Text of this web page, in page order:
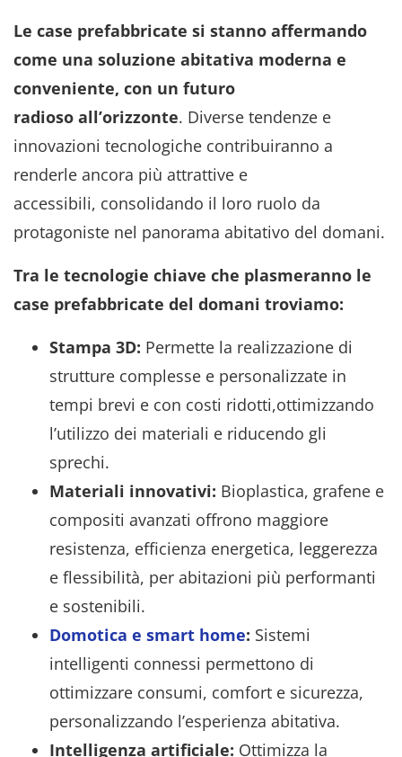
Le case prefabbricate si stanno affermando
come una soluzione abitativa moderna e
conveniente, con un futuro
radioso all’orizzonte. Diverse tendenze e
innovazioni tecnologiche contribuiranno a
renderle ancora più attrattive e
accessibili, consolidando il loro ruolo da
protagoniste nel panorama abitativo del domani.
Tra le tecnologie chiave che plasmeranno le
case prefabbricate del domani troviamo:
Stampa 3D: Permette la realizzazione di
strutture complesse e personalizzate in
tempi brevi e con costi ridotti,ottimizzando
l’utilizzo dei materiali e riducendo gli
sprechi.
Materiali innovativi: Bioplastica, grafene e
compositi avanzati offrono maggiore
resistenza, efficienza energetica, leggerezza
e flessibilità, per abitazioni più performanti
e sostenibili.
Domotica e smart home: Sistemi
intelligenti connessi permettono di
ottimizzare consumi, comfort e sicurezza,
personalizzando l’esperienza abitativa.
Intelligenza artificiale: Ottimizza la